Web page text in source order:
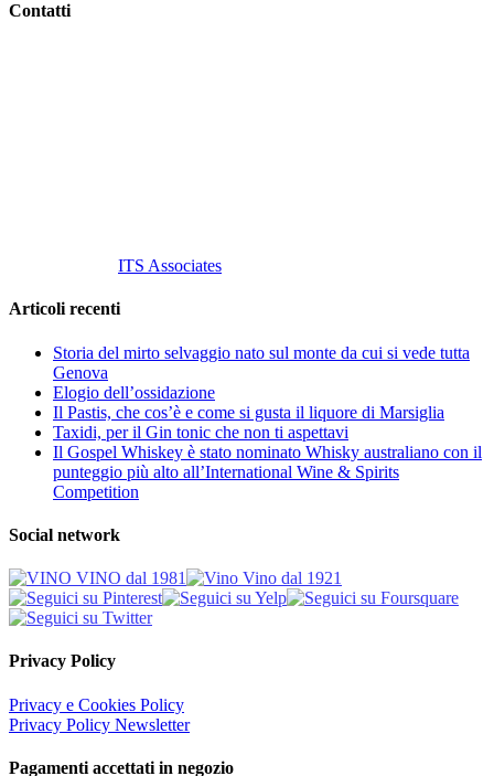
Contatti
ITS Associates
Articoli recenti
Storia del mirto selvaggio nato sul monte da cui si vede tutta
Genova
Elogio dell’ossidazione
Il Pastis, che cos’è e come si gusta il liquore di Marsiglia
Taxidi, per il Gin tonic che non ti aspettavi
Il Gospel Whiskey è stato nominato Whisky australiano con il
punteggio più alto all’International Wine & Spirits
Competition
Social network
Privacy Policy
Privacy e Cookies Policy
Privacy Policy Newsletter
Pagamenti accettati in negozio